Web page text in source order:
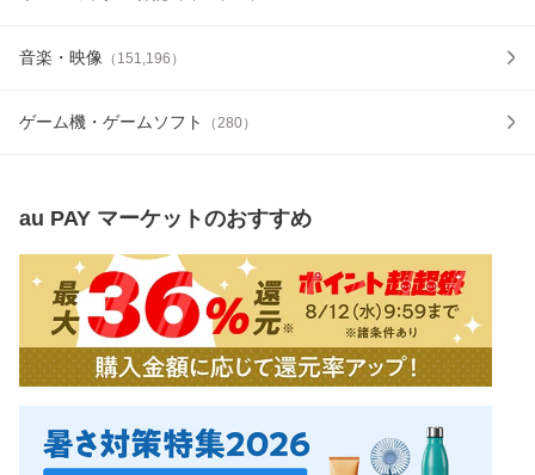
音楽・映像 （ 151,196 ）
ゲーム機・ゲームソフト （280）
au PAY マーケットのおすすめ